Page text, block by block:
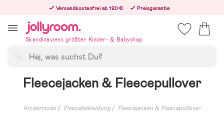
innehållet
Versandkostenfrei ab 120 €
Preisgarantie
Bestelle heute, dann versenden wir direkt nach dem Feiertag
Skandinaviens größter Kinder- & Babyshop
Fleecejacken & Fleecepullover
Kindermode Fleecebekleidung Fleecejacken & Fleecepullover